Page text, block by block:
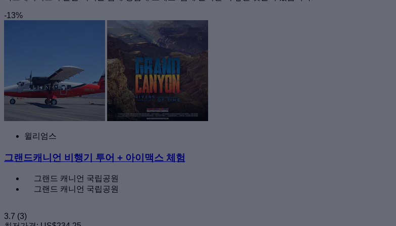
-13%
윌리엄스
그랜드캐니언 비행기 투어 + 아이맥스 체험
그랜드 캐니언 국립공원
그랜드 캐니언 국립공원
3.7 (3)